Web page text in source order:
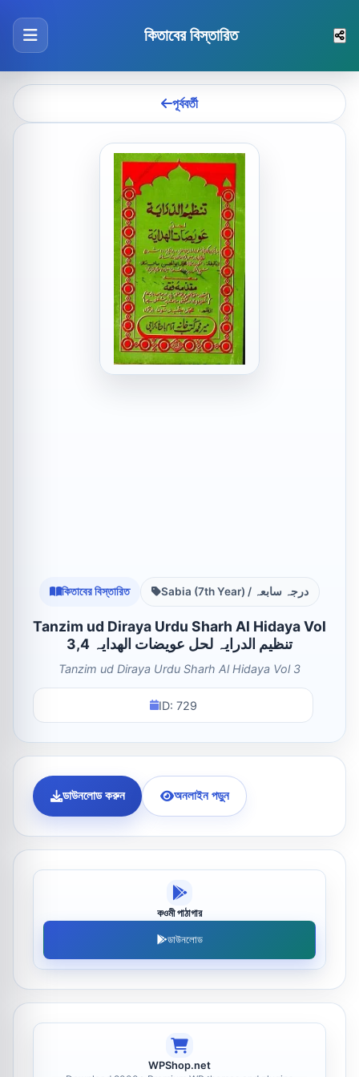
কিতাবের বিস্তারিত
পূর্ববর্তী
কিতাবের বিস্তারিত Sabia (7th Year) / درجہ سابعہ
Tanzim ud Diraya Urdu Sharh Al Hidaya Vol
3,4 تنظیم الدرایہ لحل عویضات الھدایہ
Tanzim ud Diraya Urdu Sharh Al Hidaya Vol 3
ID: 729
ডাউনলোড করুন অনলাইন পড়ুন
কওমী পাঠাগার
ডাউনলোড
WPShop.net